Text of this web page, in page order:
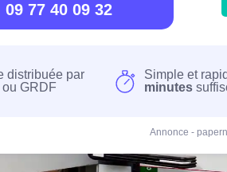
09 77 40 09 32
distribuée par
GRDF
Simple et
minutes
Annonce -